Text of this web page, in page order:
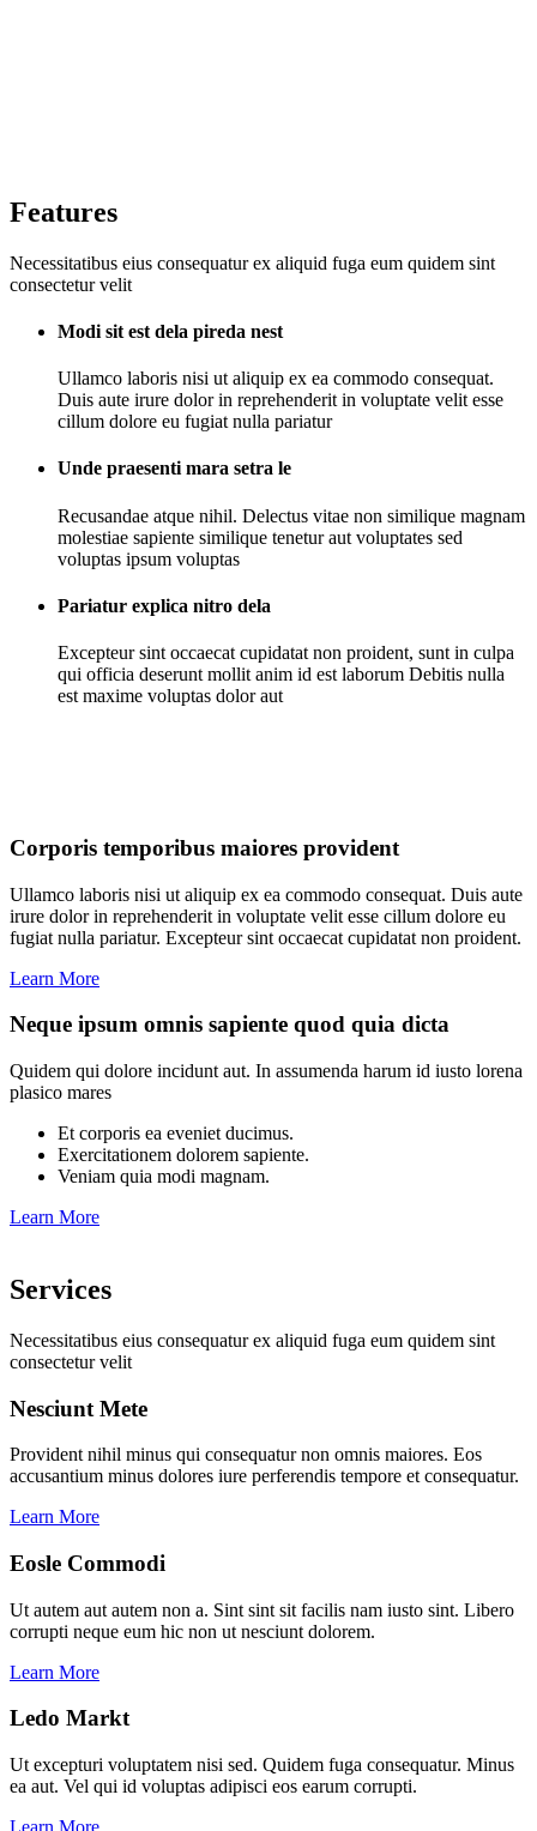
Features
Necessitatibus eius consequatur ex aliquid fuga eum quidem sint
consectetur velit
Modi sit est dela pireda nest
Ullamco laboris nisi ut aliquip ex ea commodo consequat.
Duis aute irure dolor in reprehenderit in voluptate velit esse
cillum dolore eu fugiat nulla pariatur
Unde praesenti mara setra le
Recusandae atque nihil. Delectus vitae non similique magnam
molestiae sapiente similique tenetur aut voluptates sed
voluptas ipsum voluptas
Pariatur explica nitro dela
Excepteur sint occaecat cupidatat non proident, sunt in culpa
qui officia deserunt mollit anim id est laborum Debitis nulla
est maxime voluptas dolor aut
Corporis temporibus maiores provident
Ullamco laboris nisi ut aliquip ex ea commodo consequat. Duis aute
irure dolor in reprehenderit in voluptate velit esse cillum dolore eu
fugiat nulla pariatur. Excepteur sint occaecat cupidatat non proident.
Learn More
Neque ipsum omnis sapiente quod quia dicta
Quidem qui dolore incidunt aut. In assumenda harum id iusto lorena
plasico mares
Et corporis ea eveniet ducimus.
Exercitationem dolorem sapiente.
Veniam quia modi magnam.
Learn More
Services
Necessitatibus eius consequatur ex aliquid fuga eum quidem sint
consectetur velit
Nesciunt Mete
Provident nihil minus qui consequatur non omnis maiores. Eos
accusantium minus dolores iure perferendis tempore et consequatur.
Learn More
Eosle Commodi
Ut autem aut autem non a. Sint sint sit facilis nam iusto sint. Libero
corrupti neque eum hic non ut nesciunt dolorem.
Learn More
Ledo Markt
Ut excepturi voluptatem nisi sed. Quidem fuga consequatur. Minus
ea aut. Vel qui id voluptas adipisci eos earum corrupti.